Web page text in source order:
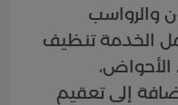
والرواسب
الخدمة تنظيف
الأحواض،
إلى تعقيم